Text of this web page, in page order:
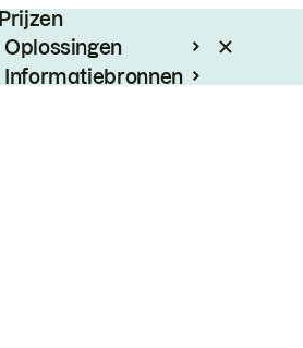
Prijzen
Oplossingen
Informatiebronnen